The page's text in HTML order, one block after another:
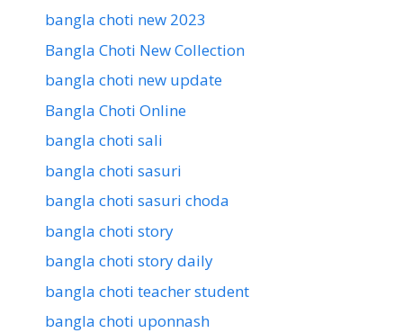
bangla choti new 2023
Bangla Choti New Collection
bangla choti new update
Bangla Choti Online
bangla choti sali
bangla choti sasuri
bangla choti sasuri choda
bangla choti story
bangla choti story daily
bangla choti teacher student
bangla choti uponnash